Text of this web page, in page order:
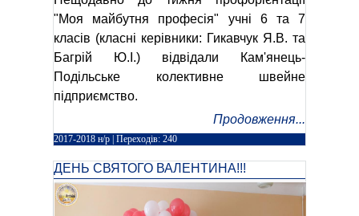
"Моя майбутня професія" учні 6 та 7
класів (класні керівники: Гикавчук Я.В. та
Багрій Ю.І.) відвідали Кам'янець-
Подільське колективне швейне
підприємство.
Продовження...
2017-2018 н/р | Переходів: 240
ДЕНЬ СВЯТОГО ВАЛЕНТИНА!!!